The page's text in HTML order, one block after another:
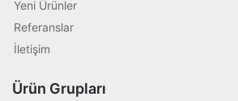
Yeni Ürünler
Referanslar
İletişim
Ürün Grupları